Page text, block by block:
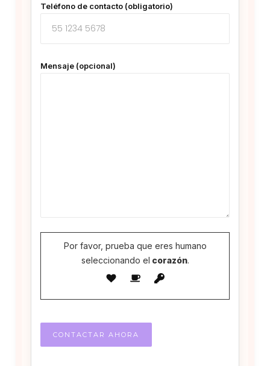
Teléfono de contacto (obligatorio)
Mensaje (opcional)
Por favor, prueba que eres humano
seleccionando el corazón.